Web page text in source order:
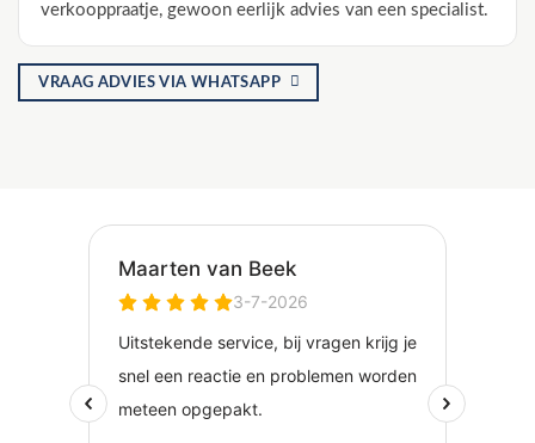
verkooppraatje, gewoon eerlijk advies van een specialist.
VRAAG ADVIES VIA WHATSAPP